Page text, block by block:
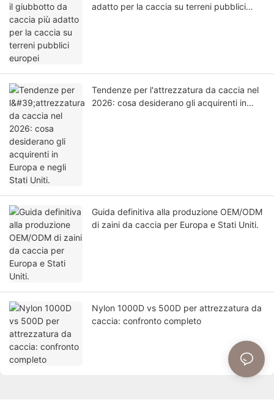
adatto per la caccia su terreni pubblici
Tendenze per l'attrezzatura da caccia nel
2026: cosa desiderano gli acquirenti in
Guida definitiva alla produzione OEM/ODM
di zaini da caccia per Europa e Stati Uniti.
Nylon 1000D vs 500D per attrezzatura da
caccia: confronto completo